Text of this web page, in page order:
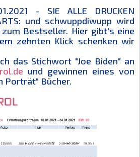
- SIE ALLE DRUCKEN
und schwuppdiwupp wird
zum Bestseller. Hier gibt's eine
zehnten Klick schenken wir
das Stichwort "Joe Biden" an
und gewinnen eines von
Porträt" Bücher.